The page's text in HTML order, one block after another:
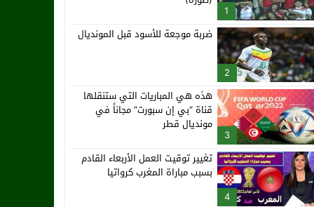
1
2
ضربة موجعة للأسود قبل المونديال
3
هذه هي المباريات التي ستنقلها
قناة “بي إن سبورت” مجاناً في
مونديال قطر
4
تغيير توقيت العمل الأربعاء القادم
بسبب مباراة المغرب كرواتيا